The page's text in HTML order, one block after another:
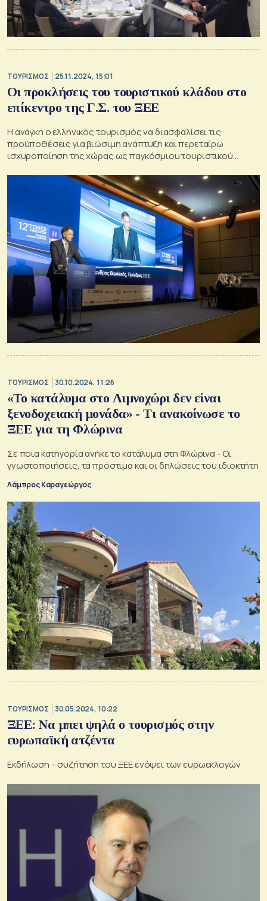
ΤΟΥΡΙΣΜΟΣ 25.11.2024, 15:01
Οι προκλήσεις του τουριστικού κλάδου στο
επίκεντρο της Γ.Σ. του ΞΕΕ
Η ανάγκη ο ελληνικός τουρισμός να διασφαλίσει τις
προϋποθέσεις για βιώσιμη ανάπτυξη και περεταίρω
ισχυροποίηση της χώρας ως παγκόσμιου τουριστικού
ΤΟΥΡΙΣΜΟΣ 30.10.2024, 11:26
«Το κατάλυμα στο Λιμνοχώρι δεν είναι
ξενοδοχειακή μονάδα» - Τι ανακοίνωσε το
ΞΕΕ για τη Φλώρινα
Σε ποια κατηγορία ανήκε το κατάλυμα στη Φλώρινα - Οι
γνωστοποιήσεις, τα πρόστιμα και οι δηλώσεις του ιδιοκτήτη
Λάμπρος Καραγεώργος
ΤΟΥΡΙΣΜΟΣ 30.05.2024, 10:22
ΞΕΕ: Να μπει ψηλά ο τουρισμός στην
ευρωπαϊκή ατζέντα
Εκδήλωση – συζήτηση του ΞΕΕ ενόψει των ευρωεκλογών